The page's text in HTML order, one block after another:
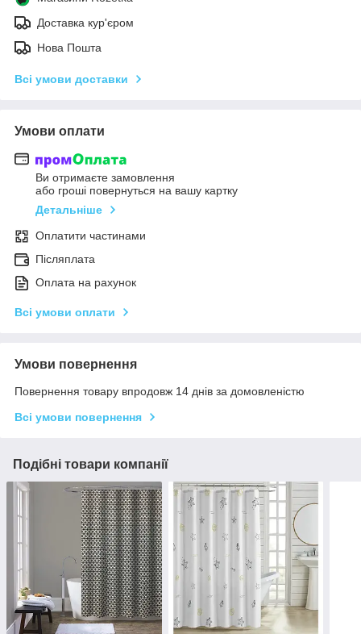
Доставка кур'єром
Нова Пошта
Всі умови доставки
Умови оплати
Ви отримаєте замовлення
або гроші повернуться на вашу картку
Детальніше
Оплатити частинами
Післяплата
Оплата на рахунок
Всі умови оплати
Умови повернення
Повернення товару впродовж 14 днів за домовленістю
Всі умови повернення
Подібні товари компанії